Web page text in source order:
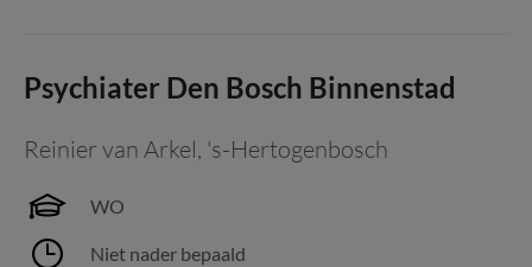
Psychiater Den Bosch Binnenstad
Reinier van Arkel, 's-Hertogenbosch
WO
Niet nader bepaald